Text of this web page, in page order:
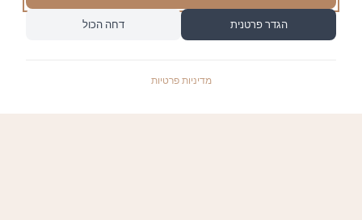
הגדר פרטנית דחה הכול
מדיניות פרטיות